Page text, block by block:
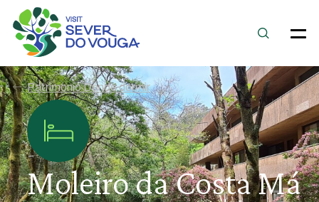
Patrimonio Dónde dormir
Moleiro da Costa Má